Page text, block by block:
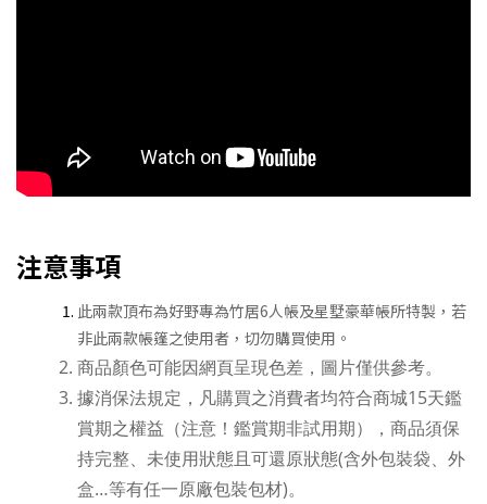
注意事項
此兩款頂布為好野專為竹居6人帳及星墅豪華帳所特製，若
非此兩款帳篷之使用者，切勿購買使用。
商品顏色可能因網頁呈現色差，圖片僅供參考。
據消保法規定，凡購買之消費者均符合商城15天鑑
賞期之權益（注意！鑑賞期非試用期），商品須保
持完整、未使用狀態且可還原狀態(含外包裝袋、外
盒…等有任一原廠包裝包材)。